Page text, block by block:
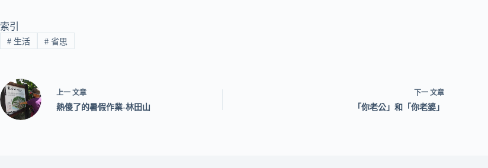
索引
#生活 #省思
上一 文章
熱傻了的暑假作業-林田山
下一 文章
「你老公」和「你老婆」